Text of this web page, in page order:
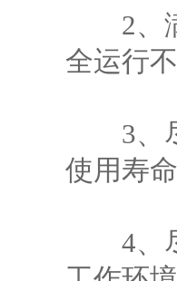
2、满
全运行
3、尽
使用寿
4、尽